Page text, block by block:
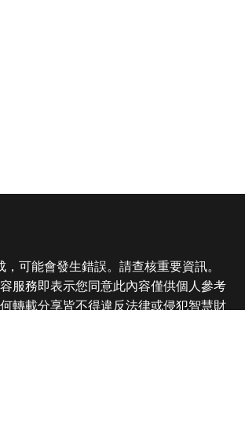
可能會發生錯誤。請查核重要資訊。
服務即表示您同意此內容僅供個人參考
轉載分享皆不得違反法律或侵犯智慧財